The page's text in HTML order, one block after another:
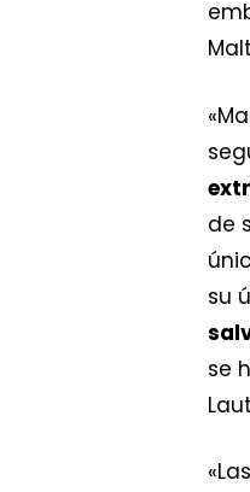
de
su
se